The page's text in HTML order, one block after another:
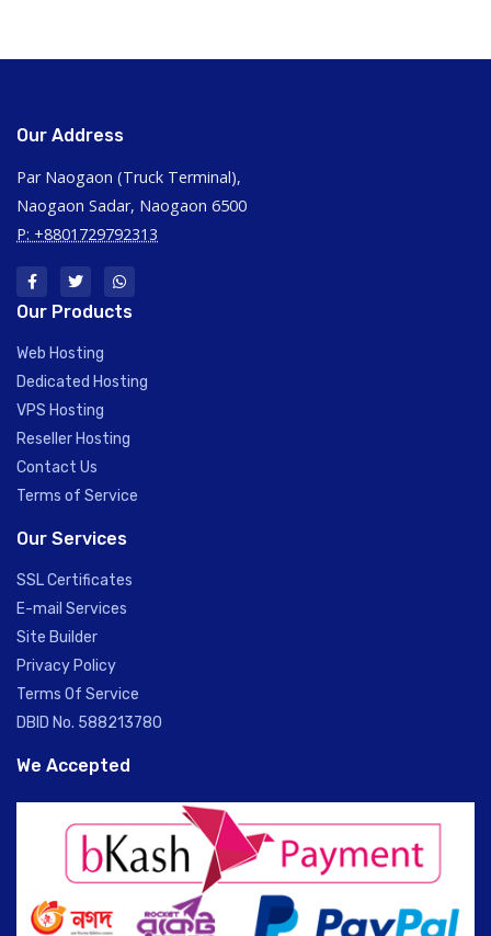
Our Address
Par Naogaon (Truck Terminal),
Naogaon Sadar, Naogaon 6500
P: +8801729792313
Our Products
Web Hosting
Dedicated Hosting
VPS Hosting
Reseller Hosting
Contact Us
Terms of Service
Our Services
SSL Certificates
E-mail Services
Site Builder
Privacy Policy
Terms Of Service
DBID No. 588213780
We Accepted